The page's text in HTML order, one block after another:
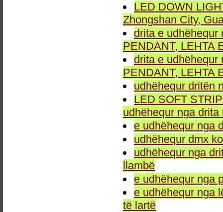
LED DOWN
Zhongshan City,
drita e udhëhequr
PENDANT, LEHTA
drita e udhëhequr
PENDANT, LEHTA
udhëhequr dritën
LED SOFT
udhëhequr nga
e udhëhequr nga
udhëhequr dmx
udhëhequr nga
llambë
e udhëhequr nga
e udhëhequr nga
të lartë